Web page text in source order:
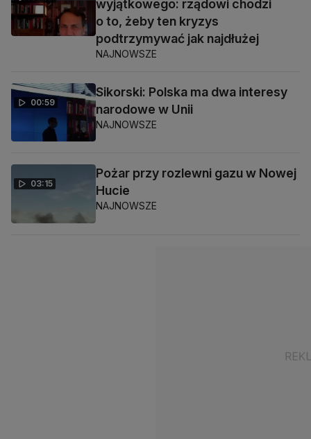
wyjątkowego: rządowi chodzi
o to, żeby ten kryzys
podtrzymywać jak najdłużej
NAJNOWSZE
00:59
Sikorski: Polska ma dwa interesy
narodowe w Unii
NAJNOWSZE
03:15
Pożar przy rozlewni gazu w Nowej
Hucie
NAJNOWSZE